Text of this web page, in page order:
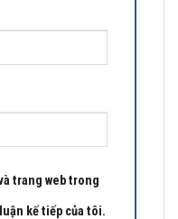
trang web trong
kế tiếp của tôi.